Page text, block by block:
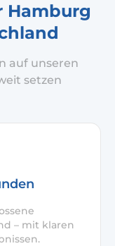
Hamburg
auf unseren
setzen
– mit klaren